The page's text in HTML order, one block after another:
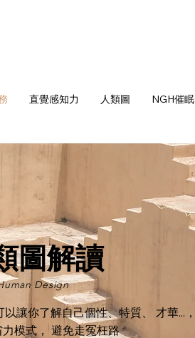
直覺感知力 人類圖 NGH催眠
圖解讀
Design
讓你了解自己個性、特質、 才華...，
模式， 避免走冤枉路